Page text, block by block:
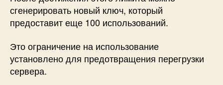
сгенерировать новый ключ, который
предоставит еще 100 использований.
Это ограничение на использование
установлено для предотвращения перегрузки
сервера.